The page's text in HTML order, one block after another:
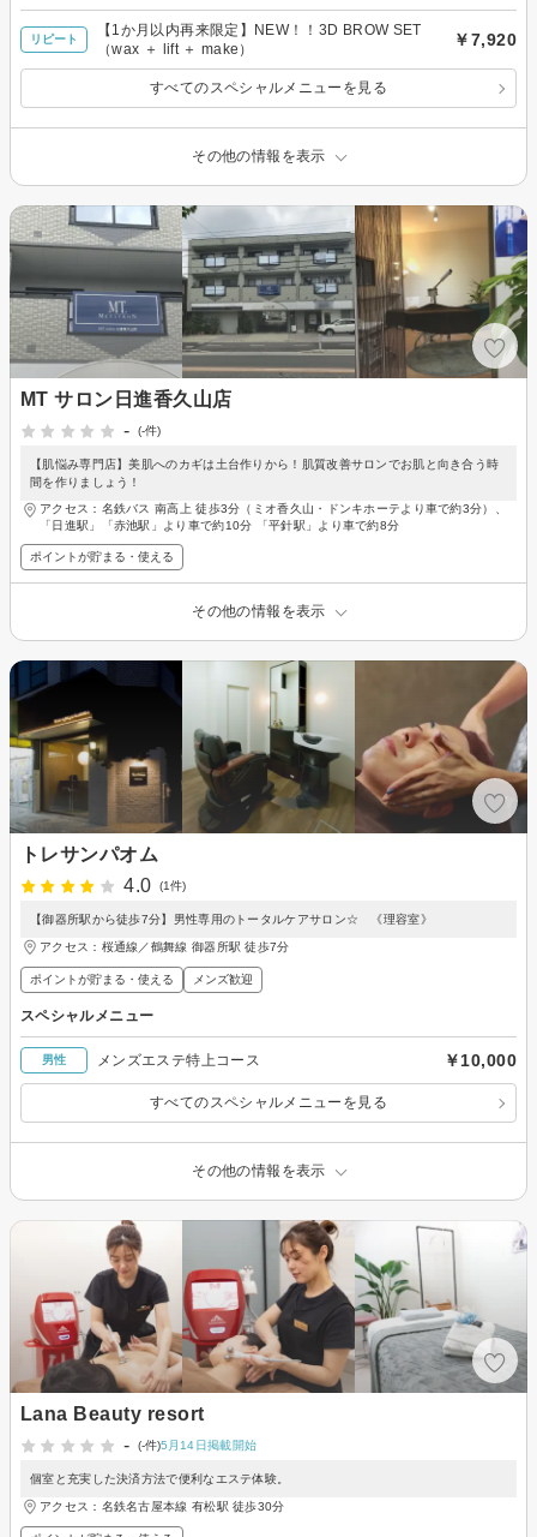
リピート
【1か月以内再来限定】NEW！！3D BROW SET
（wax ＋ lift ＋ make）
￥7,920
すべてのスペシャルメニューを見る
その他の情報を表示
MT サロン日進香久山店
-
(-件)
【肌悩み専門店】美肌へのカギは土台作りから！肌質改善サロンでお肌と向き合う時
間を作りましょう！
アクセス：名鉄バス 南高上 徒歩3分（ミオ香久山・ドンキホーテより車で約3分）、
「日進駅」「赤池駅」より車で約10分 「平針駅」より車で約8分
ポイントが貯まる・使える
その他の情報を表示
トレサンパオム
4.0
(1件)
【御器所駅から徒歩7分】男性専用のトータルケアサロン☆ 《理容室》
アクセス：桜通線／鶴舞線 御器所駅 徒歩7分
ポイントが貯まる・使える メンズ歓迎
スペシャルメニュー
男性 メンズエステ特上コース ￥10,000
すべてのスペシャルメニューを見る
その他の情報を表示
Lana Beauty resort
-
(-件)5月14日掲載開始
個室と充実した決済方法で便利なエステ体験。
アクセス：名鉄名古屋本線 有松駅 徒歩30分